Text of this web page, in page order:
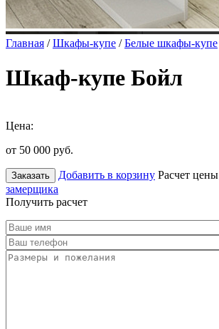
Главная /Шкафы-купе /Белые шкафы-купе
Шкаф-купе Бойл
Цена:
от 50 000 руб.
Заказать Добавить в корзину Расчет цены
замерщика
Получить расчет